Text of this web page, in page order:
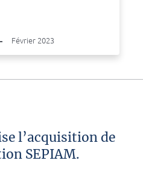
Février 2023
l’acquisition de
SEPIAM.